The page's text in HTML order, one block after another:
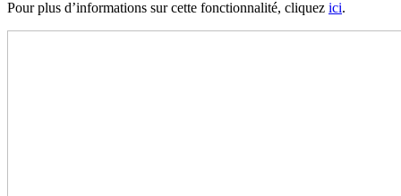
Pour plus d’informations sur cette fonctionnalité, cliquez ici.